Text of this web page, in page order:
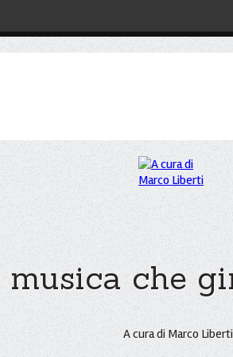
che
A cura di Marco Liberti